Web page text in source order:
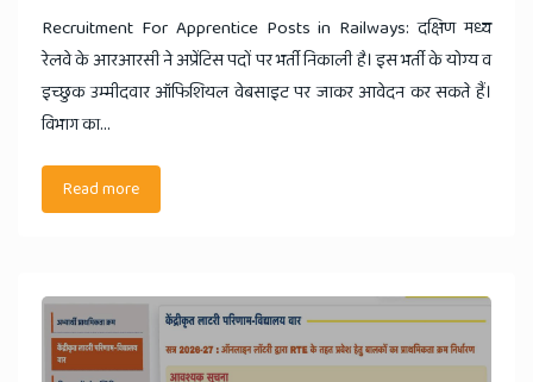
Recruitment For Apprentice Posts in Railways: दक्षिण मध्य
रेलवे के आरआरसी ने अप्रेंटिस पदों पर भर्ती निकाली है। इस भर्ती के योग्य व
इच्छुक उम्मीदवार ऑफिशियल वेबसाइट पर जाकर आवेदन कर सकते हैं।
विभाग का...
Read more